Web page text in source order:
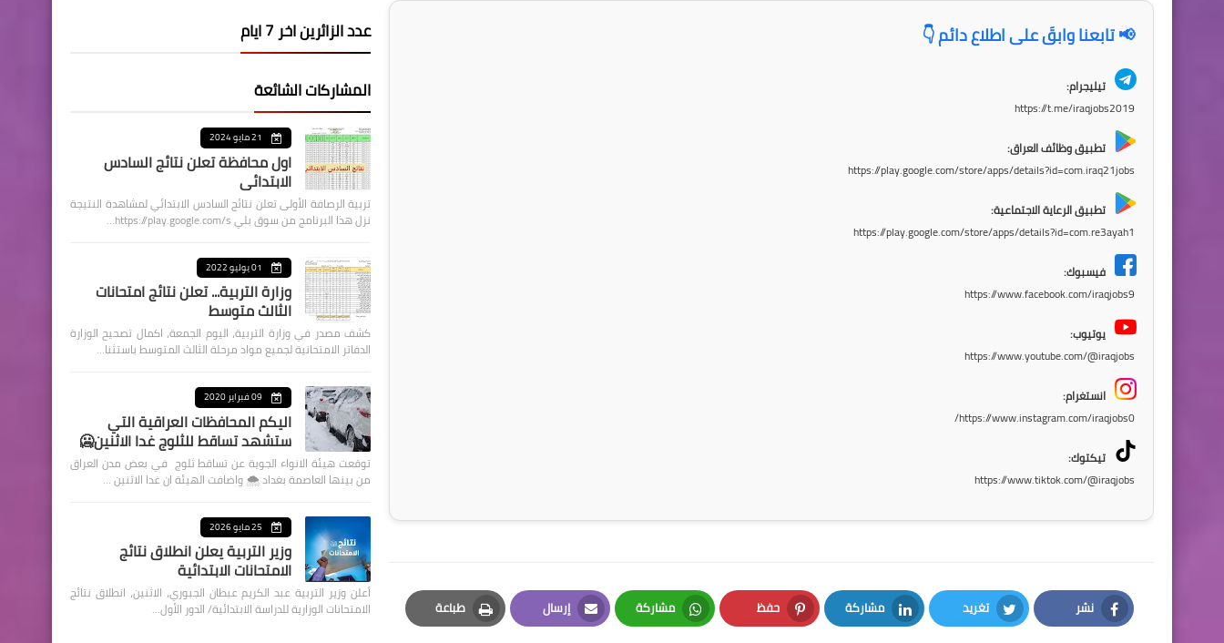
📢 تابعنا وابقَ على اطلاع دائم 👇
تيليجرام:
https://t.me/iraqjobs2019
تطبيق وظائف العراق:
https://play.google.com/store/apps/details?id=com.iraq21jobs
تطبيق الرعاية الاجتماعية:
https://play.google.com/store/apps/details?id=com.re3ayah1
فيسبوك:
https://www.facebook.com/iraqjobs9
يوتيوب:
https://www.youtube.com/@iraqjobs
انستغرام:
https://www.instagram.com/iraqjobs0/
تيكتوك:
https://www.tiktok.com/@iraqjobs
نشر
Facebook
تغريد
Twitter
مشاركة
LinkedIn
حفظ
Pinterest
مشاركة
Whatsapp
إرسال
Email
طباعة
Print
عدد الزائرين اخر 7 ايام
المشاركات الشائعة
21 مايو 2024
اول محافظة تعلن نتائج السادس
الابتدائي
تربية الرصافة الأولى تعلن نتائج السادس الابتدائي لمشاهدة النتيجة
نزل هذا البرنامج من سوق بلي https://play.google.com/s…
01 يوليو 2022
وزارة التربية... تعلن نتائج امتحانات
الثالث متوسط
كشف مصدر في وزارة التربية، اليوم الجمعة، اكمال تصحيح الوزارة
الدفاتر الامتحانية لجميع مواد مرحلة الثالث المتوسط باستثنا…
09 فبراير 2020
اليكم المحافظات العراقية التي
ستشهد تساقط للثلوج غدا الاثنين🥶
توقعت هيئة الانواء الجوية عن تساقط ثلوج في بعض مدن العراق
من بينها العاصمة بغداد ⁦🌨️⁩ واضافت الهيئة ان غدا الاثنين …
25 مايو 2026
وزير التربية يعلن انطلاق نتائج
الامتحانات الابتدائية
أعلن وزير التربية عبد الكريم عبطان الجبوري، الاثنين، انطلاق نتائج
الامتحانات الوزارية للدراسة الابتدائية/ الدور الأول…